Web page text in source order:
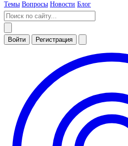
Темы Вопросы Новости Блог
Войти Регистрация